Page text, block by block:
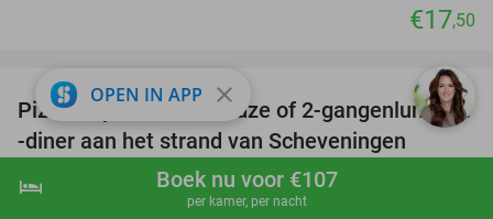
shopping_cart Boek nu
hotel Boek nu voor €107
per kamer, per nacht
€17,50
39%
Pizza of pasta naar keuze of 2-gangenlunch of
-diner aan het strand van Scheveningen
Strandrestaurant Atlantis
Scheveningen (10 km)
OPEN IN APP close